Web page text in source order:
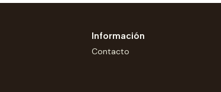
Información
Contacto